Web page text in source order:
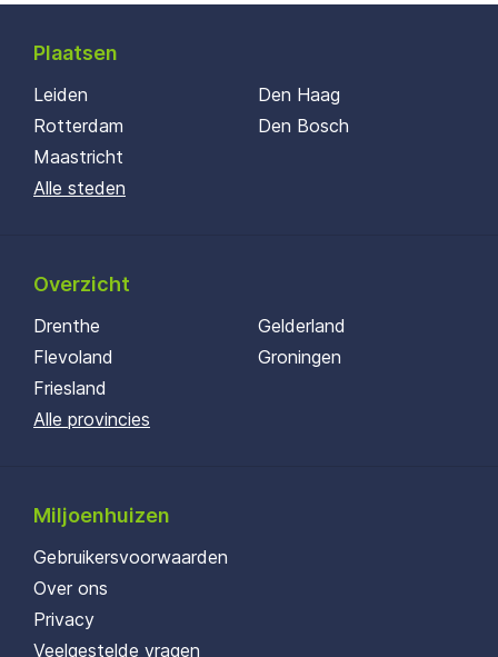
Plaatsen
Leiden
Rotterdam
Maastricht
Den Haag
Den Bosch
Alle steden
Overzicht
Drenthe
Flevoland
Friesland
Gelderland
Groningen
Alle provincies
Miljoenhuizen
Gebruikersvoorwaarden
Over ons
Privacy
Veelgestelde vragen